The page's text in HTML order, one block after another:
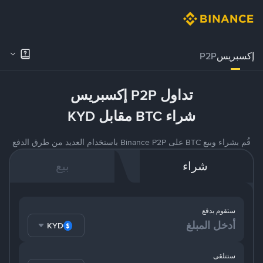
إكسبريسP2P
تداول P2P إكسبريس
شراء BTC مقابل KYD
قُم بشراء وبيع BTC على Binance P2P باستخدام العديد من طرق الدفع
شراء بيع
ستقوم بدفع
KYD
ستتلقى